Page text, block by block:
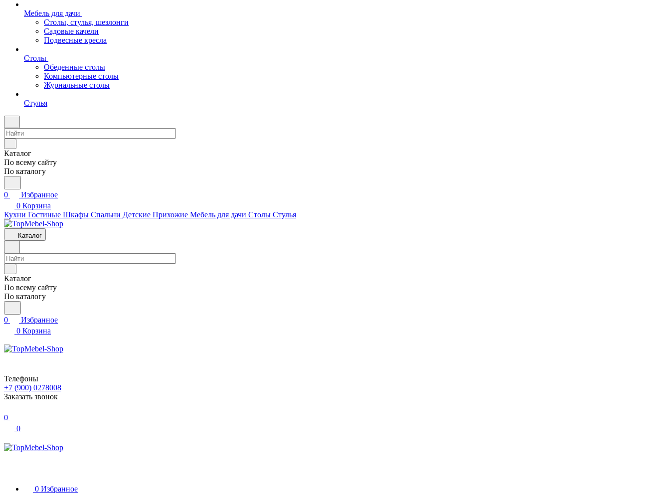
Мебель для дачи
Столы, стулья, шезлонги
Садовые качели
Подвесные кресла
Столы
Обеденные столы
Компьютерные столы
Журнальные столы
Стулья
Каталог
По всему сайту
По каталогу
0
Избранное
0 Корзина
Кухни Гостиные Шкафы Спальни Детские Прихожие Мебель для дачи Столы Стулья
Каталог
Каталог
По всему сайту
По каталогу
0
Избранное
0 Корзина
Телефоны
+7 (900) 0278008
Заказать звонок
0
0
0 Избранное